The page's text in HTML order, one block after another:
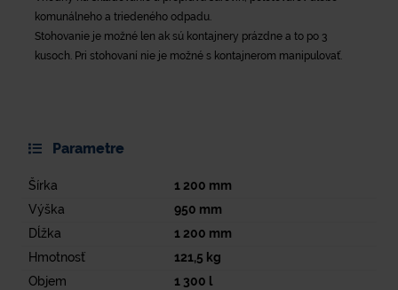
komunálneho a triedeného odpadu.
Stohovanie je možné len ak sú kontajnery prázdne a to po 3
kusoch. Pri stohovaní nie je možné s kontajnerom manipulovať.
Parametre
Šírka 1 200 mm
Výška
950 mm
Dĺžka
1 200 mm
Hmotnosť
121,5 kg
Objem
1 300 l